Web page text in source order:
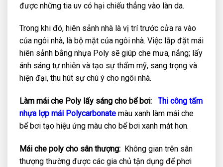
được những tia uv có hại chiếu thẳng vào làn da.
Trong khi đó, hiên sảnh nhà là vị trí trước cửa ra vào
của ngôi nhà, là bộ mặt của ngôi nhà. Việc lắp đặt mái
hiên sảnh bằng nhựa Poly sẽ giúp che mưa, nắng; lấy
ánh sáng tự nhiên và tạo sự thẩm mỹ, sang trọng và
hiện đại, thu hút sự chú ý cho ngôi nhà.
Làm mái che Poly lấy sáng cho bể bơi: Thi công tấm
nhựa lợp mái Polycarbonate màu xanh làm mái che
bể bơi tạo hiệu ứng màu cho bể bơi xanh mát hơn.
Mái che poly cho sân thượng: Không gian trên sân
thượng thường được các gia chủ tận dụng để phơi